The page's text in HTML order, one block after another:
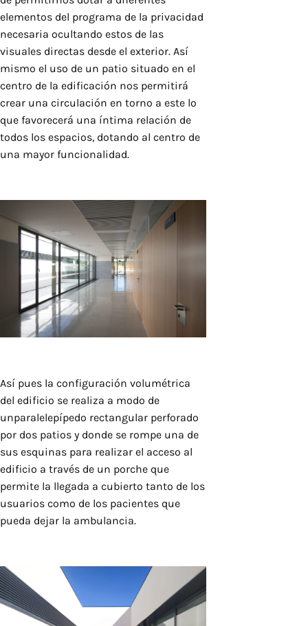
elementos del programa de la privacidad
necesaria ocultando estos de las
visuales directas desde el exterior. Así
mismo el uso de un patio situado en el
centro de la edificación nos permitirá
crear una circulación en torno a este lo
que favorecerá una íntima relación de
todos los espacios, dotando al centro de
una mayor funcionalidad.
Así pues la configuración volumétrica
del edificio se realiza a modo de
unparalelepípedo rectangular perforado
por dos patios y donde se rompe una de
sus esquinas para realizar el acceso al
edificio a través de un porche que
permite la llegada a cubierto tanto de los
usuarios como de los pacientes que
pueda dejar la ambulancia.